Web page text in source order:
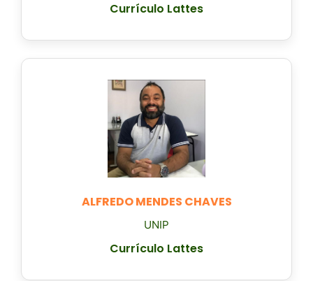
Currículo Lattes
ALFREDO MENDES CHAVES
UNIP
Currículo Lattes